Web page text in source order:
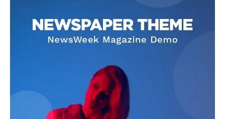
DOWNLOAD NOW
AIN NEWS 1
Contact Us
About Us